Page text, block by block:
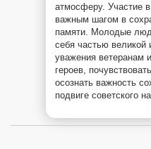
атмосферу. Участие
важным шагом в
памяти. Молодые
себя частью великой
уважения ветеранам
героев,
осознать важность
подвиге советского